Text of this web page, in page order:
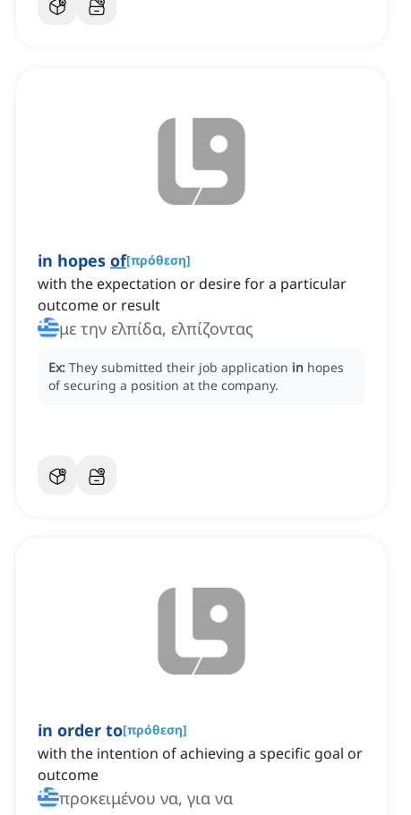
in hopes of[πρόθεση]
with the expectation or desire for a particular
outcome or result
με την ελπίδα, ελπίζοντας
Ex: They submitted their job application in hopes
of securing a position at the company.
in order to[πρόθεση]
with the intention of achieving a specific goal or
outcome
προκειμένου να, για να